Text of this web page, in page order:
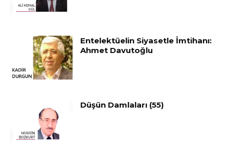
Entelektüelin Siyasetle İmtihanı:
Ahmet Davutoğlu
Düşün Damlaları (55)